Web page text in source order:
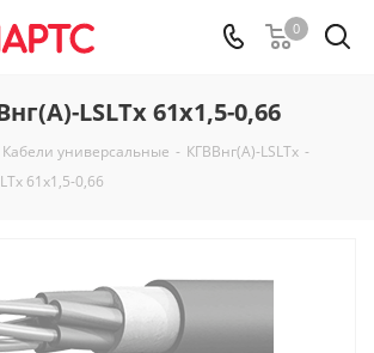
0
LSLTx 61х1,5-0,66
Кабели универсальные - КГВВнг(А)-LSLTx -
61х1,5-0,66